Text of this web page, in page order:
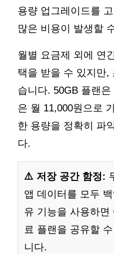
용량 업그레이드를
많은 비용이 발생할
월별 요금제 외에 연
택을 받을 수 있지만,
습니다. 50GB 플랜
은 월 11,000원으로
한 용량을 정확히 파
다.
⚠️ 저장 공간 함정:
앱 데이터를 모두
유 기능을 사용하면
료 플랜을 공유할
니다.